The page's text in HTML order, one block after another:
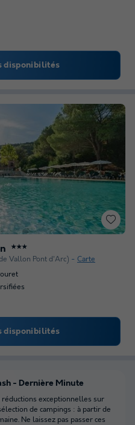
disponibilités
★★★
Vallon Pont d'Arc)
Carte
disponibilités
- Dernière Minute
réductions exceptionnelles sur
de campings : à partir de
Ne laissez pas passer ces